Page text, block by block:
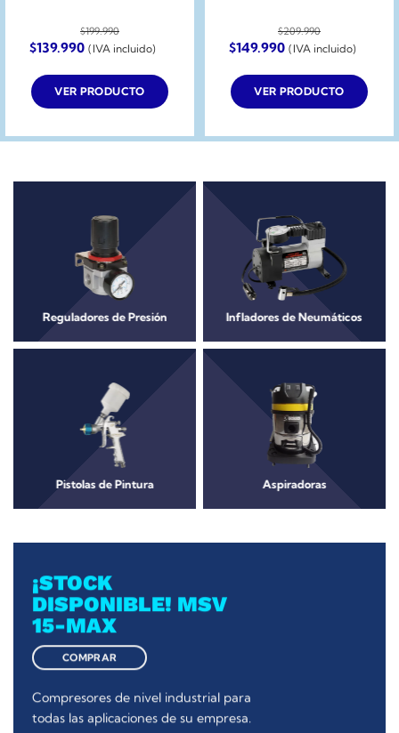
$199.990
El
precio
era:
$199.990.
$139.990El
precio
es:
$139.990.
(IVA incluido)
VER PRODUCTO
$209.990
El
precio
era:
$209.990.
$149.990El
precio
es:
$149.990.
(IVA incluido)
VER PRODUCTO
Reguladores de Presión Infladores de Neumáticos
Pistolas de Pintura Aspiradoras
¡STOCK
DISPONIBLE! MSV
15-MAX
COMPRAR
Compresores de nivel industrial para
todas las aplicaciones de su empresa.